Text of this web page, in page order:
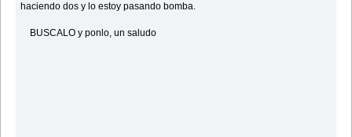
haciendo dos y lo estoy pasando bomba.
BUSCALO y ponlo, un saludo